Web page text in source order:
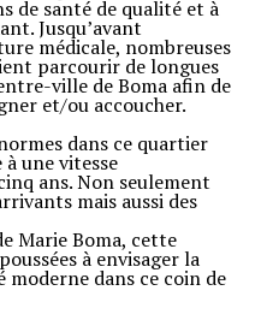
de santé de qualité et à
Jusqu’avant
médicale, nombreuses
parcourir de longues
ville de Boma afin de
et/ou accoucher.
dans ce quartier
une vitesse
ans. Non seulement
mais aussi des
Marie Boma, cette
à envisager la
dans ce coin de